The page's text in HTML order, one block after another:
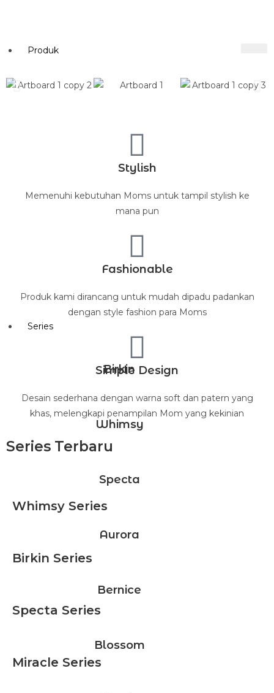
Produk
Series
Birkin
Whimsy
Specta
Aurora
Bernice
Blossom
Stylish
Memenuhi kebutuhan Moms untuk tampil stylish ke
mana pun
Fashionable
Produk kami dirancang untuk mudah dipadu padankan
dengan style fashion para Moms
Simple Design
Desain sederhana dengan warna soft dan patern yang
khas, melengkapi penampilan Mom yang kekinian
Series Terbaru
Whimsy Series
Birkin Series
Specta Series
Miracle Series